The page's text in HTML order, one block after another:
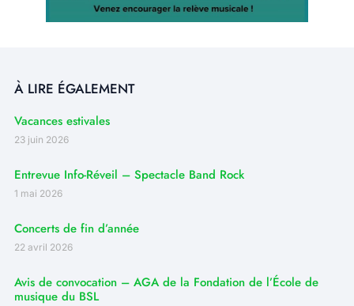
À LIRE ÉGALEMENT
Vacances estivales
23 juin 2026
Entrevue Info-Réveil – Spectacle Band Rock
1 mai 2026
Concerts de fin d’année
22 avril 2026
Avis de convocation – AGA de la Fondation de l’École de
musique du BSL